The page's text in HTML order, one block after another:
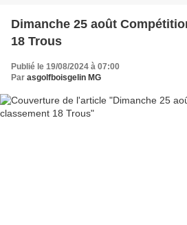
Dimanche 25 août
18 Trous
Publié le 19/08/2024 à 07:00
Par asgolfboisgelin MG